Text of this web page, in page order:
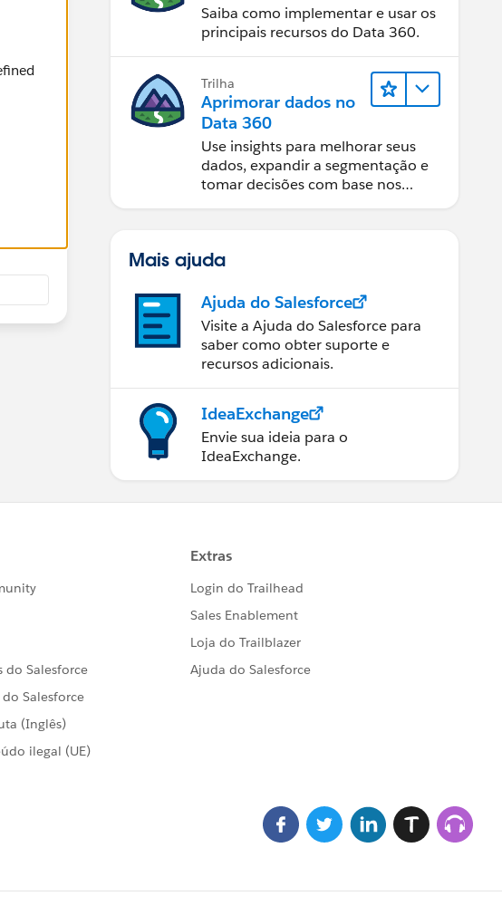
Saiba como implementar e usar os
principais recursos do Data 360.
Trilha
Aprimorar dados no
Data 360
Use insights para melhorar seus
dados, expandir a segmentação e
tomar decisões com base nos
Mais ajuda
Ajuda do Salesforce
Visite a Ajuda do Salesforce para
saber como obter suporte e
recursos adicionais.
IdeaExchange
Envie sua ideia para o
IdeaExchange.